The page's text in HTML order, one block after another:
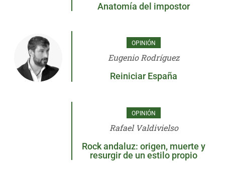
Anatomía del impostor
OPINIÓN
Eugenio Rodríguez
Reiniciar España
OPINIÓN
Rafael Valdivielso
Rock andaluz: origen, muerte y
resurgir de un estilo propio